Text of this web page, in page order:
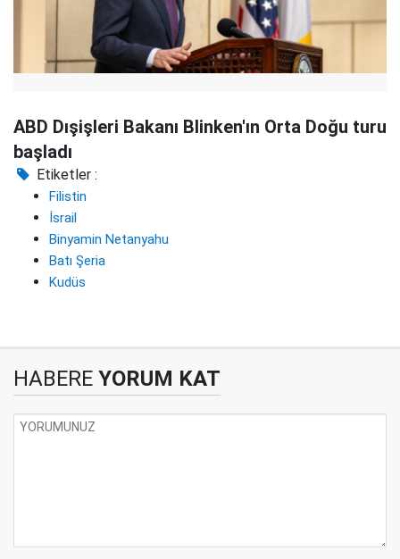
ABD Dışişleri Bakanı Blinken'ın Orta Doğu turu
başladı
Etiketler :
Filistin
İsrail
Binyamin Netanyahu
Batı Şeria
Kudüs
HABERE YORUM KAT